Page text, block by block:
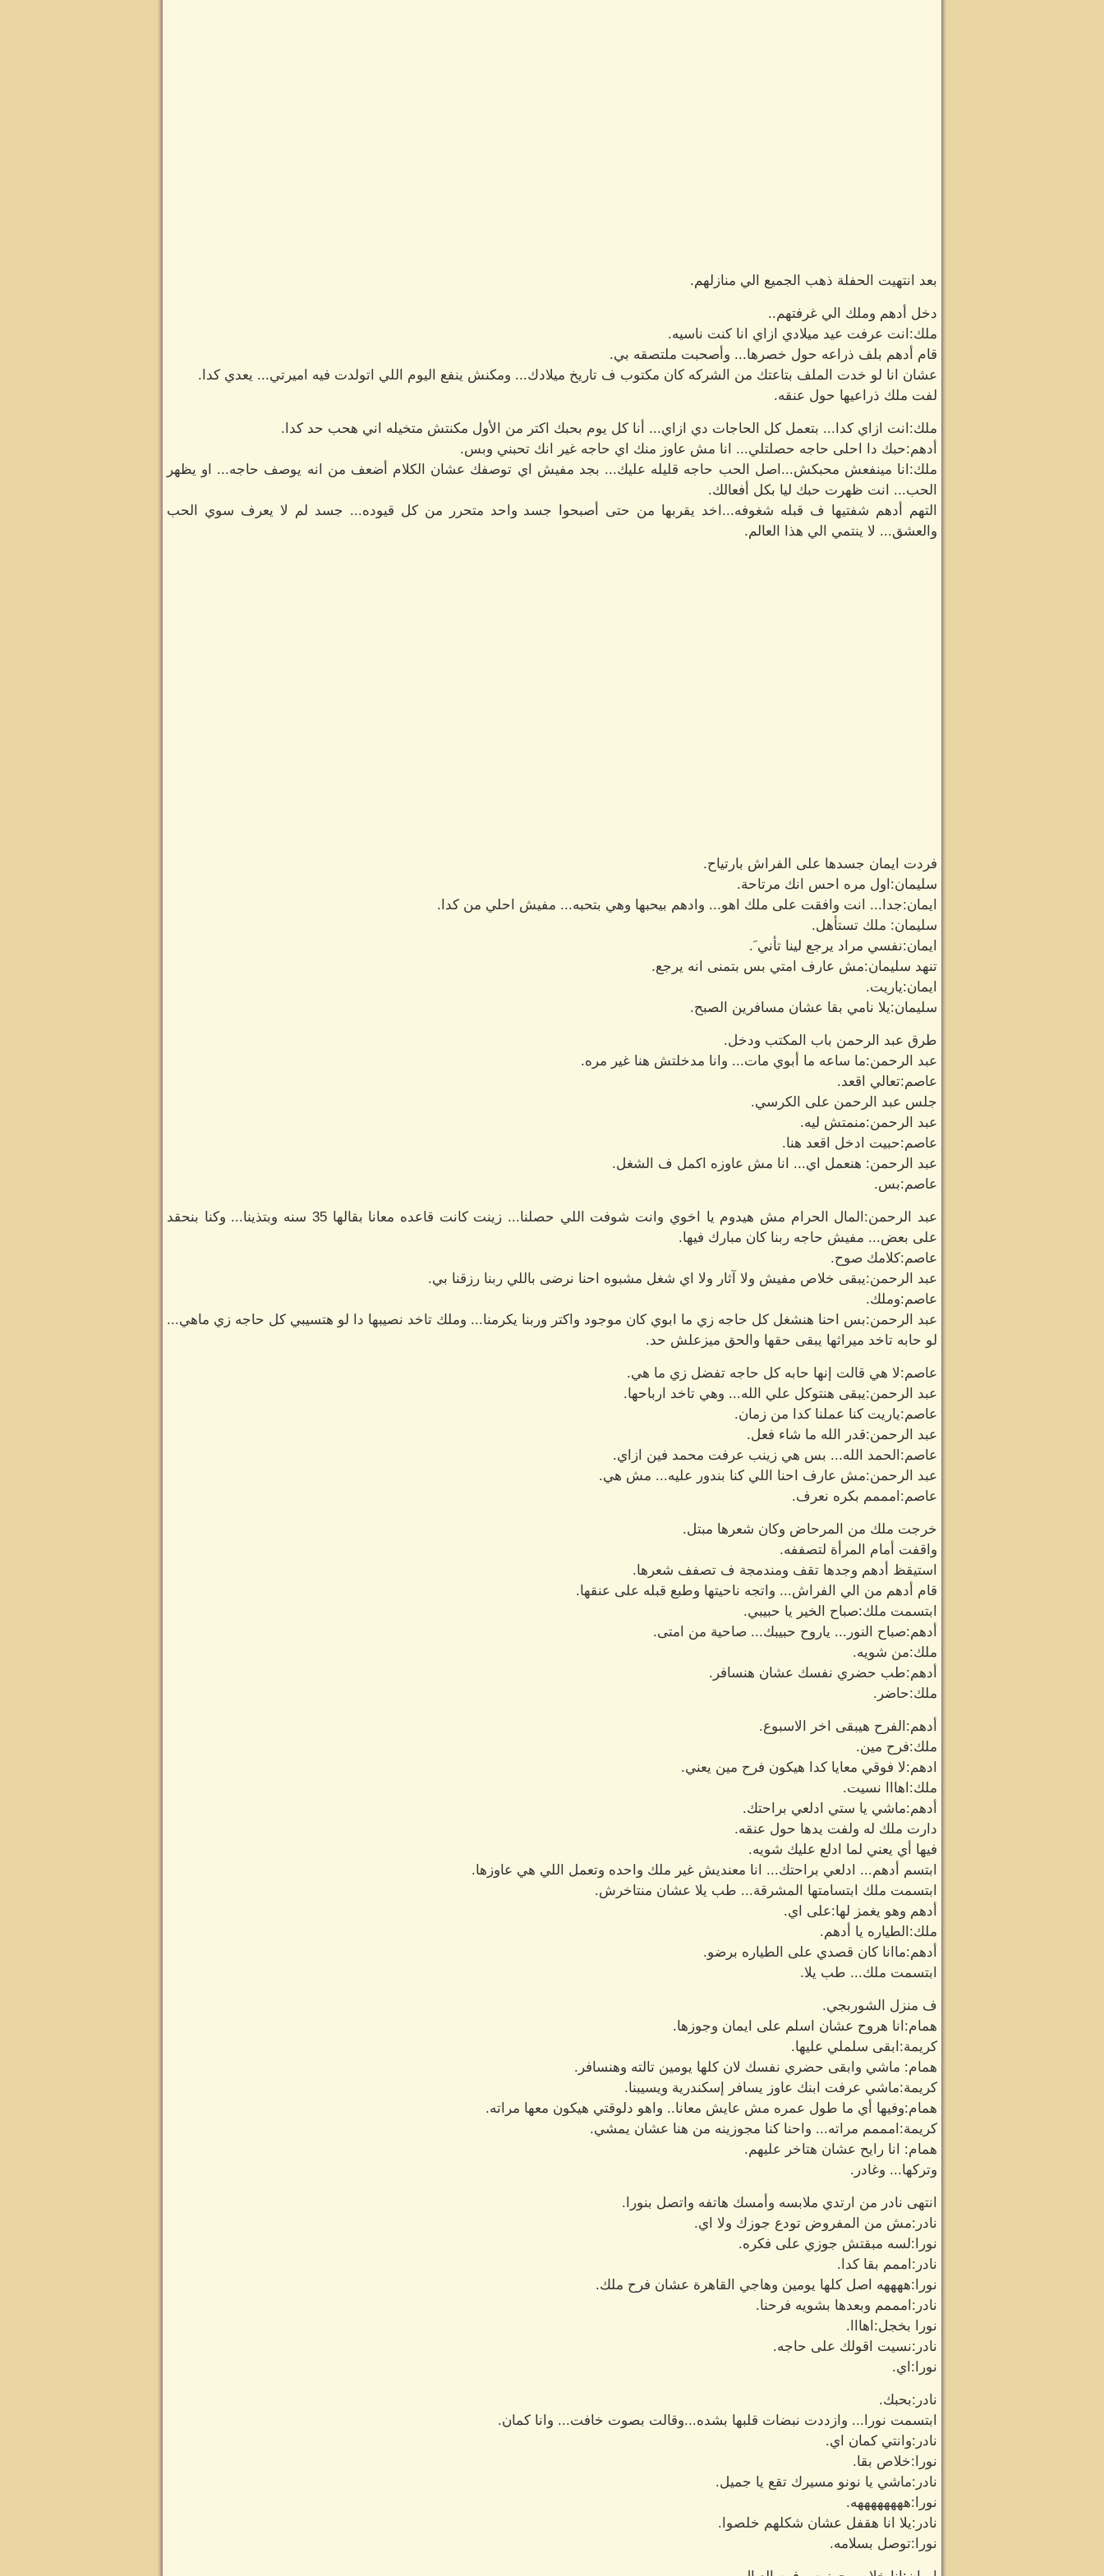
بعد انتهيت الحفلة ذهب الجميع الي منازلهم.
دخل أدهم وملك الي غرفتهم..
ملك:انت عرفت عيد ميلادي ازاي انا كنت ناسيه.
قام أدهم بلف ذراعه حول خصرها... وأصحبت ملتصقه بي.
عشان انا لو خدت الملف بتاعتك من الشركه كان مكتوب ف تاريخ ميلادك... ومكنش ينفع اليوم اللي اتولدت فيه اميرتي... يعدي كدا.
لفت ملك ذراعيها حول عنقه.
ملك:انت ازاي كدا... بتعمل كل الحاجات دي ازاي... أنا كل يوم بحبك اكتر من الأول مكنتش متخيله اني هحب حد كدا.
أدهم:حبك دا احلى حاجه حصلتلي... انا مش عاوز منك اي حاجه غير انك تحبني وبس.
ملك:انا مينفعش محبكش...اصل الحب حاجه قليله عليك... بجد مفيش اي توصفك عشان الكلام أضعف من انه يوصف حاجه... او يظهر
الحب... انت ظهرت حبك ليا بكل أفعالك.
التهم أدهم شفتيها ف قبله شغوفه...اخد يقربها من حتى أصبحوا جسد واحد متحرر من كل قيوده... جسد لم لا يعرف سوي الحب
والعشق... لا ينتمي الي هذا العالم.
فردت ايمان جسدها على الفراش بارتياح.
سليمان:اول مره احس انك مرتاحة.
ايمان:جدا... انت وافقت على ملك اهو... وادهم بيحبها وهي بتحبه... مفيش احلي من كدا.
سليمان: ملك تستأهل.
ايمان:نفسي مراد يرجع لينا تأني َ.
تنهد سليمان:مش عارف امتي بس بتمنى انه يرجع.
ايمان:ياريت.
سليمان:يلا نامي بقا عشان مسافرين الصبح.
طرق عبد الرحمن باب المكتب ودخل.
عبد الرحمن:ما ساعه ما أبوي مات... وانا مدخلتش هنا غير مره.
عاصم:تعالي اقعد.
جلس عبد الرحمن على الكرسي.
عبد الرحمن:منمتش ليه.
عاصم:حبيت ادخل اقعد هنا.
عبد الرحمن: هنعمل اي... انا مش عاوزه اكمل ف الشغل.
عاصم:بس.
عبد الرحمن:المال الحرام مش هيدوم يا اخوي وانت شوفت اللي حصلنا... زينت كانت قاعده معانا بقالها 35 سنه وبتذينا... وكنا بنحقد
على بعض... مفيش حاجه ربنا كان مبارك فيها.
عاصم:كلامك صوح.
عبد الرحمن:يبقى خلاص مفيش ولا آثار ولا اي شغل مشبوه احنا نرضى باللي ربنا رزقنا بي.
عاصم:وملك.
عبد الرحمن:بس احنا هنشغل كل حاجه زي ما ابوي كان موجود واكتر وربنا يكرمنا... وملك تاخد نصيبها دا لو هتسيبي كل حاجه زي ماهي...
لو حابه تاخد ميراثها يبقى حقها والحق ميزعلش حد.
عاصم:لا هي قالت إنها حابه كل حاجه تفضل زي ما هي.
عبد الرحمن:يبقى هنتوكل علي الله... وهي تاخد ارباحها.
عاصم:ياريت كنا عملنا كدا من زمان.
عبد الرحمن:قدر الله ما شاء فعل.
عاصم:الحمد الله... بس هي زينب عرفت محمد فين ازاي.
عبد الرحمن:مش عارف احنا اللي كنا بندور عليه... مش هي.
عاصم:امممم بكره نعرف.
خرجت ملك من المرحاض وكان شعرها مبتل.
واقفت أمام المرأة لتصففه.
استيقظ أدهم وجدها تقف ومندمجة ف تصفف شعرها.
قام أدهم من الي الفراش... واتجه ناحيتها وطبع قبله على عنقها.
ابتسمت ملك:صباح الخير يا حبيبي.
أدهم:صباح النور... ياروح حبيبك... صاحية من امتى.
ملك:من شويه.
أدهم:طب حضري نفسك عشان هنسافر.
ملك:حاضر.
أدهم:الفرح هيبقى اخر الاسبوع.
ملك:فرح مين.
ادهم:لا فوقي معايا كدا هيكون فرح مين يعني.
ملك:اهااا نسيت.
أدهم:ماشي يا ستي ادلعي براحتك.
دارت ملك له ولفت يدها حول عنقه.
فيها أي يعني لما ادلع عليك شويه.
ابتسم أدهم... ادلعي براحتك... انا معنديش غير ملك واحده وتعمل اللي هي عاوزها.
ابتسمت ملك ابتسامتها المشرقة... طب يلا عشان منتاخرش.
أدهم وهو يغمز لها:على اي.
ملك:الطياره يا أدهم.
أدهم:ماانا كان قصدي على الطياره برضو.
ابتسمت ملك... طب يلا.
ف منزل الشوربجي.
همام:انا هروح عشان اسلم على ايمان وجوزها.
كريمة:ابقى سلملي عليها.
همام: ماشي وابقى حضري نفسك لان كلها يومين تالته وهنسافر.
كريمة:ماشي عرفت ابنك عاوز يسافر إسكندرية ويسيبنا.
همام:وفيها أي ما طول عمره مش عايش معانا.. واهو دلوقتي هيكون معها مراته.
كريمة:امممم مراته... واحنا كنا مجوزينه من هنا عشان يمشي.
همام: انا رايح عشان هتاخر عليهم.
وتركها... وغادر.
انتهى نادر من ارتدي ملابسه وأمسك هاتفه واتصل بنورا.
نادر:مش من المفروض تودع جوزك ولا اي.
نورا:لسه مبقتش جوزي على فكره.
نادر:اممم بقا كدا.
نورا:ههههه اصل كلها يومين وهاجي القاهرة عشان فرح ملك.
نادر:امممم وبعدها بشويه فرحنا.
نورا بخجل:اهااا.
نادر:نسيت اقولك على حاجه.
نورا:اي.
نادر:بحبك.
ابتسمت نورا... وازددت نبضات قلبها بشده...وقالت بصوت خافت... وانا كمان.
نادر:وانتي كمان اي.
نورا:خلاص بقا.
نادر:ماشي يا نونو مسيرك تقع يا جميل.
نورا:ههههههههه.
نادر:يلا انا هقفل عشان شكلهم خلصوا.
نورا:توصل بسلامه.